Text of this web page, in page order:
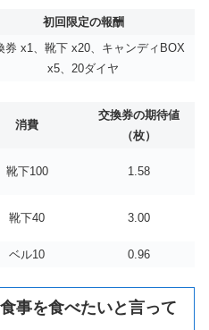
初回限定の報酬
券 x1、靴下 x20、キャンディBOX
x5、20ダイヤ
消費
交換券の期待値
（枚）
靴下100 1.58
靴下40 3.00
ベル10 0.96
事を食べたいと言って